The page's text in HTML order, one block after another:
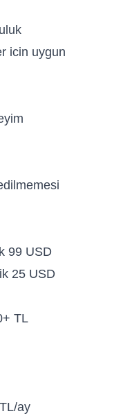
icin uygun
99 USD
25 USD
TL
ay